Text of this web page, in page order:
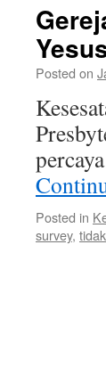
Posted on
Posted in
survey,